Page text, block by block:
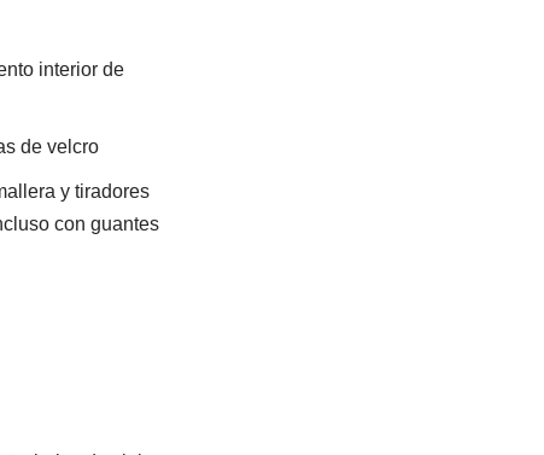
interior de
de velcro
y tiradores
con guantes